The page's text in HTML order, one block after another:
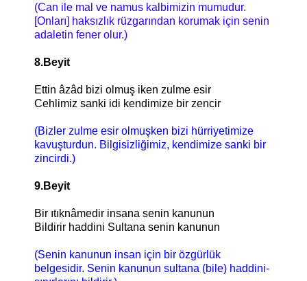
(Can ile mal ve namus kalbimizin mumudur.
[Onları] haksızlık rüzgarından korumak için senin
adaletin fener olur.)
8.Beyit
Ettin âzâd bizi olmuş iken zulme esir
Cehlimiz sanki idi kendimize bir zencir
(Bizler zulme esir olmuşken bizi hürriyetimize
kavuşturdun. Bilgisizliğimiz, kendimize sanki bir
zincirdi.)
9.Beyit
Bir ıtıknâmedir insana senin kanunun
Bildirir haddini Sultana senin kanunun
(Senin kanunun insan için bir özgürlük
belgesidir. Senin kanunun sultana (bile) haddini-